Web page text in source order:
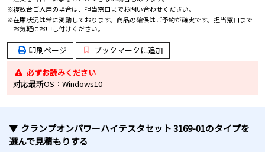
複数台ご入用の場合は、担当窓口までお問い合わせください。
在庫状況は常に変動しております。商品の確保はご予約が確実です。担当窓口まで
お気軽にお申し付けください。
印刷ページ
ブックマークに追加
必ずお読みください
対応最新OS：Windows10
クランプオンパワーハイテスタセット 3169-01のタイプを
選んで見積もりする